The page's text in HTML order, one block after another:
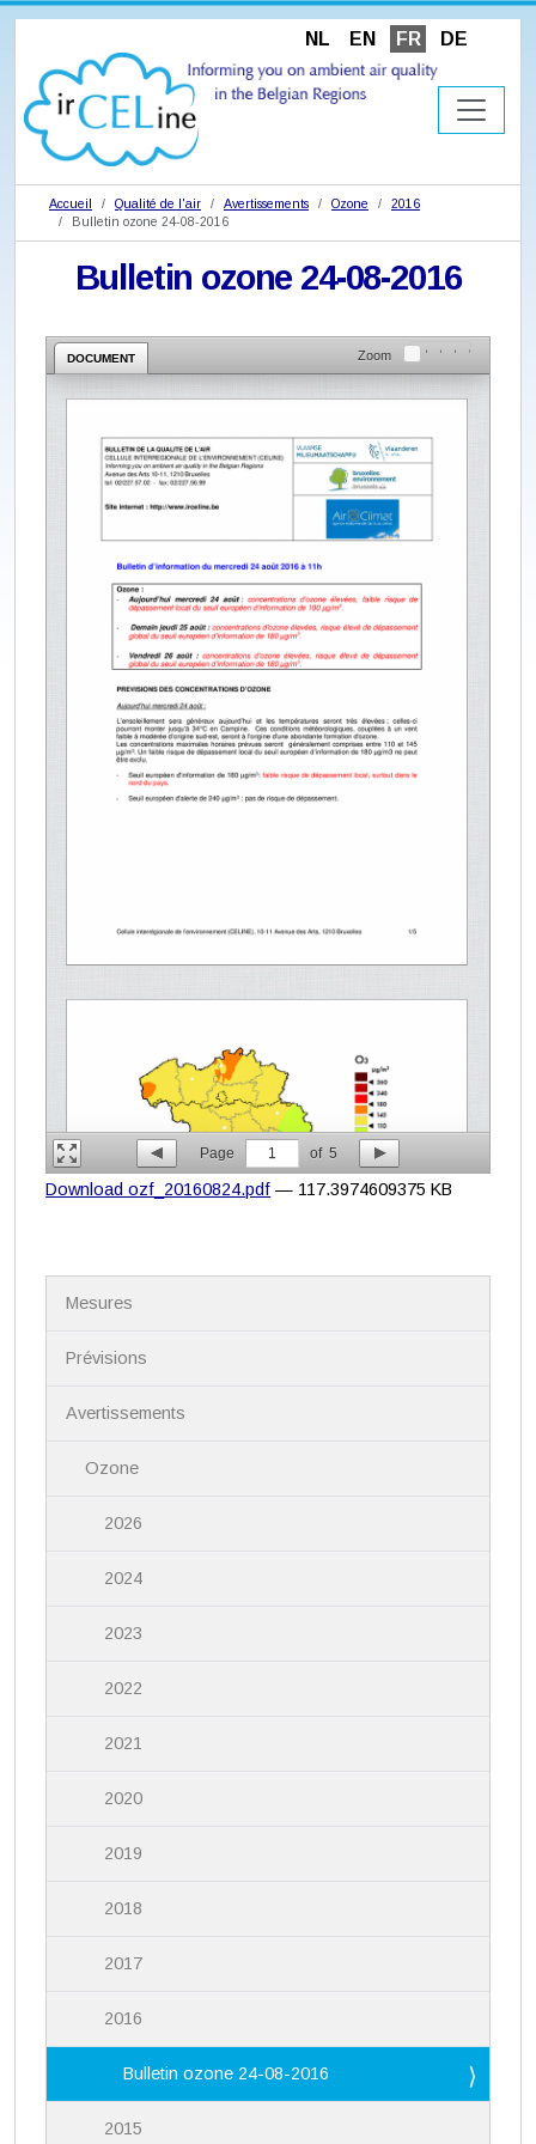
NL EN FR DE
Accueil Qualité de l'air Avertissements Ozone
2016
Bulletin ozone 24-08-2016
Bulletin ozone 24-08-2016
DOCUMENT Zoom
Page 1 of 5
Download ozf_20160824.pdf — 117.3974609375 KB
Mesures
Prévisions
Avertissements
Ozone
2026
2024
2023
2022
2021
2020
2019
2018
2017
2016
Bulletin ozone 24-08-2016
2015